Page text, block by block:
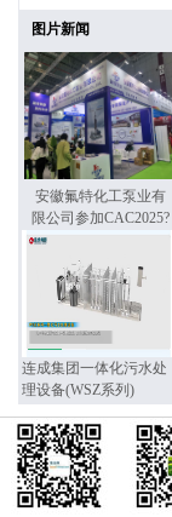
图片新闻
安徽氟特化工泵业有
限公司参加CAC2025?
连成集团一体化污水处
理设备(WSZ系列)